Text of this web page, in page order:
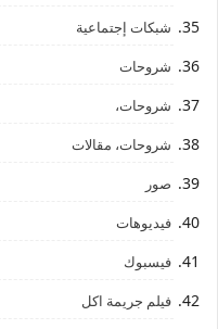
شبكات إجتماعية
شروحات
شروحات،
شروحات، مقالات
صور
فيديوهات
فيسبوك
فيلم جريمة اكل